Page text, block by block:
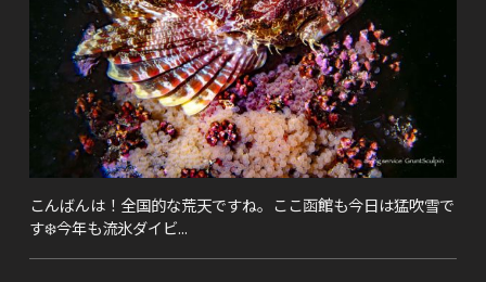
こんばんは！全国的な荒天ですね。ここ函館も今日は猛吹雪で
す❄️今年も流氷ダイビ...